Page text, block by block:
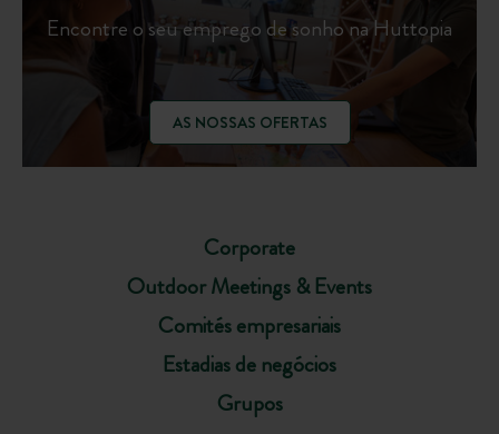
Corporate
Outdoor Meetings & Events
Comités empresariais
Estadias de negócios
Grupos
Encontre o seu emprego de sonho na Huttopia
AS NOSSAS OFERTAS